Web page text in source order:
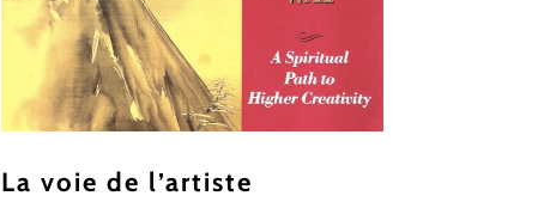
La voie de l’artiste